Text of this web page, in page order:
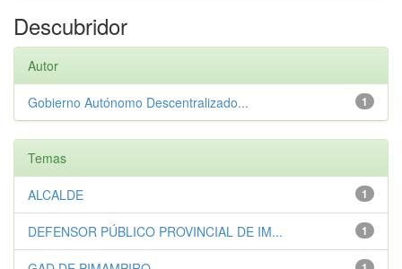
Descubridor
Autor
1
Gobierno Autónomo Descentralizado...
Temas
1
ALCALDE
1
DEFENSOR PÚBLICO PROVINCIAL DE IM...